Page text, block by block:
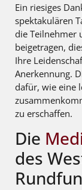
Ein riesiges
spektakulären
die Teilnehmer
beigetragen,
Ihre
Anerkennung.
dafür, wie eine
zu erschaffen.
Die
des